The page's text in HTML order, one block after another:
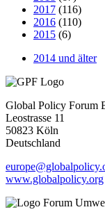
2017 (116)
2016 (110)
2015 (6)
2014 und älter
Global Policy Forum
Leostrasse 11
50823 Köln
Deutschland
www.globalpolicy.org